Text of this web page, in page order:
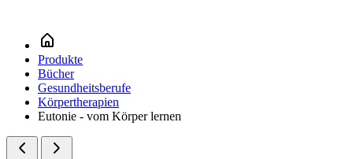
Produkte
Bücher
Gesundheitsberufe
Körpertherapien
Eutonie - vom Körper lernen